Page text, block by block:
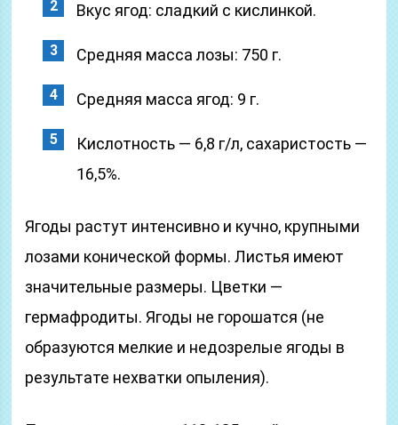
Вкус ягод: сладкий с кислинкой.
Средняя масса лозы: 750 г.
Средняя масса ягод: 9 г.
Кислотность — 6,8 г/л, сахаристость —
16,5%.
Ягоды растут интенсивно и кучно, крупными
лозами конической формы. Листья имеют
значительные размеры. Цветки —
гермафродиты. Ягоды не горошатся (не
образуются мелкие и недозрелые ягоды в
результате нехватки опыления).